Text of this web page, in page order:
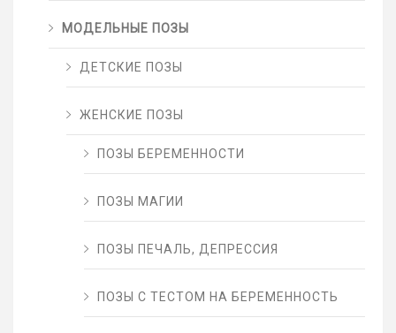
МОДЕЛЬНЫЕ ПОЗЫ
ДЕТСКИЕ ПОЗЫ
ЖЕНСКИЕ ПОЗЫ
ПОЗЫ БЕРЕМЕННОСТИ
ПОЗЫ МАГИИ
ПОЗЫ ПЕЧАЛЬ, ДЕПРЕССИЯ
ПОЗЫ С ТЕСТОМ НА БЕРЕМЕННОСТЬ